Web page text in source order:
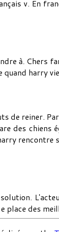
v. En
à. Chers
quand harry
de reiner.
des
place des